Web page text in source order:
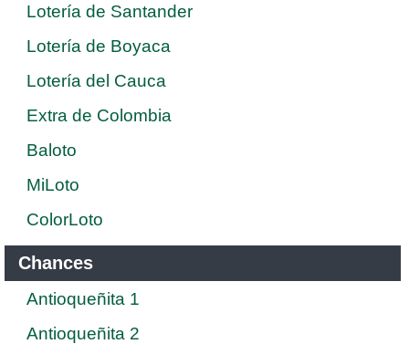
Lotería de Santander
Lotería de Boyaca
Lotería del Cauca
Extra de Colombia
Baloto
MiLoto
ColorLoto
Chances
Antioqueñita 1
Antioqueñita 2